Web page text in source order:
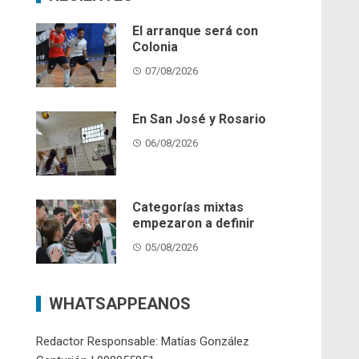
El arranque será con
Colonia
07/08/2026
En San José y Rosario
06/08/2026
Categorías mixtas
empezaron a definir
05/08/2026
WHATSAPPEANOS
Redactor Responsable: Matías González